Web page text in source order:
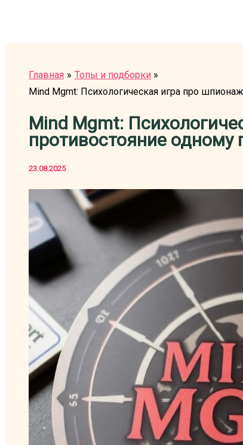
Главная
Топы и подборки
Mind Mgmt: Психологическая игра про
Mind Mgmt:
противостояние одному
23.08.2025